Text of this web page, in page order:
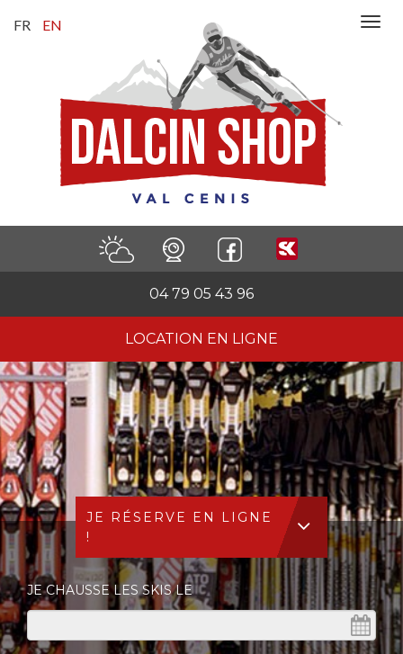
04 79 05 43 96
LOCATION EN LIGNE
FR EN
JE RÉSERVE EN LIGNE
!
JE CHAUSSE LES SKIS LE